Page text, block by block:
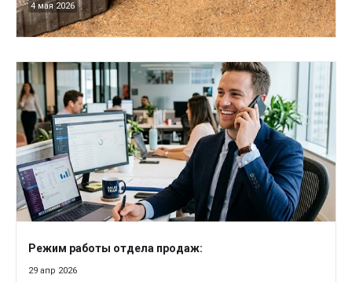
4 мая 2026
Режим работы отдела продаж:
29 апр 2026